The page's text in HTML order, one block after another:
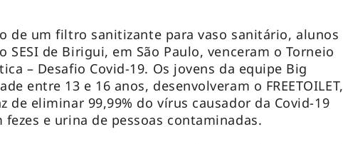
de um filtro sanitizante para vaso sanitário, alunos
SESI de Birigui, em São Paulo, venceram o Torneio
– Desafio Covid-19. Os jovens da equipe Big
entre 13 e 16 anos, desenvolveram o FREETOILET,
de eliminar 99,99% do vírus causador da Covid-19
fezes e urina de pessoas contaminadas.